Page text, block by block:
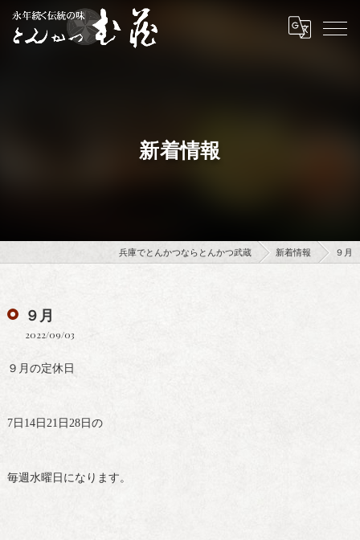
新着情報
兵庫でとんかつならとんかつ武蔵 新着情報 ９月
９月
2022/09/03
９月の定休日
7日14日21日28日の
毎週水曜日になります。